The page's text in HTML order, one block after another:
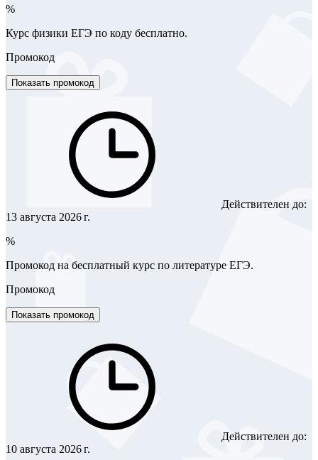
%
Курс физики ЕГЭ по коду бесплатно.
Промокод
Показать промокод
Действителен до:
13 августа 2026 г.
%
Промокод на бесплатный курс по литературе ЕГЭ.
Промокод
Показать промокод
Действителен до:
10 августа 2026 г.